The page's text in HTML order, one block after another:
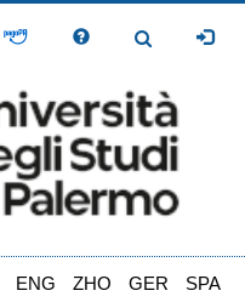
Toggle
ENG ZHO GER SPA